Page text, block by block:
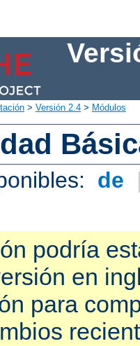
> Versión 2.4 > Módulos
de
podría
en
para